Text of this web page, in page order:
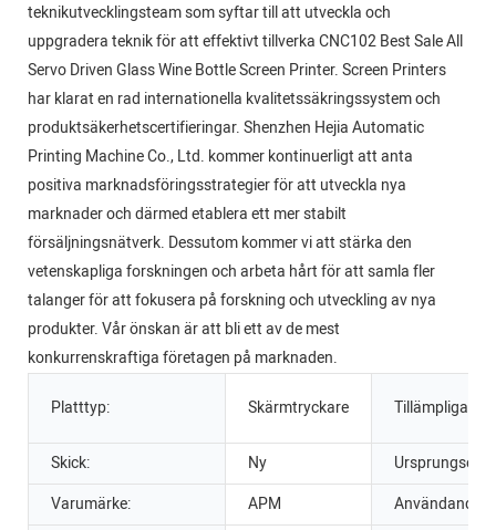
teknikutvecklingsteam som syftar till att utveckla och
uppgradera teknik för att effektivt tillverka CNC102 Best Sale All
Servo Driven Glass Wine Bottle Screen Printer. Screen Printers
har klarat en rad internationella kvalitetssäkringssystem och
produktsäkerhetscertifieringar. Shenzhen Hejia Automatic
Printing Machine Co., Ltd. kommer kontinuerligt att anta
positiva marknadsföringsstrategier för att utveckla nya
marknader och därmed etablera ett mer stabilt
försäljningsnätverk. Dessutom kommer vi att stärka den
vetenskapliga forskningen och arbeta hårt för att samla fler
talanger för att fokusera på forskning och utveckling av nya
produkter. Vår önskan är att bli ett av de mest
konkurrenskraftiga företagen på marknaden.
Platttyp: Skärmtryckare Tillämpliga
Skick: Ny
Ursprungsort:
Varumärke:
APM
Användande: